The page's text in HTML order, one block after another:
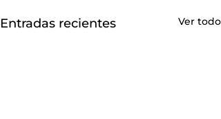
Entradas recientes Ver todo